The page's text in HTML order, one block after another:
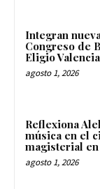
Integran
Congreso de
Eligio Valencia
agosto 1, 2026
Reflexiona
música en el
magisterial en
agosto 1, 2026